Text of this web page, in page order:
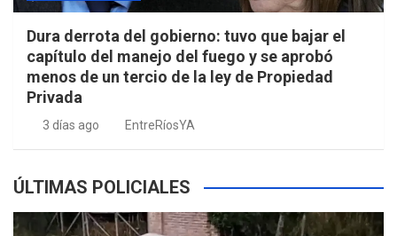
Dura derrota del gobierno: tuvo que bajar el
capítulo del manejo del fuego y se aprobó
menos de un tercio de la ley de Propiedad
Privada
3 días ago EntreRíosYA
ÚLTIMAS POLICIALES